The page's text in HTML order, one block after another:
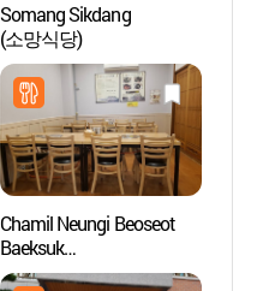
Somang Sikdang
(소망식당)
Chamil Neungi Beoseot
Baeksuk
(참일능이버섯백숙)